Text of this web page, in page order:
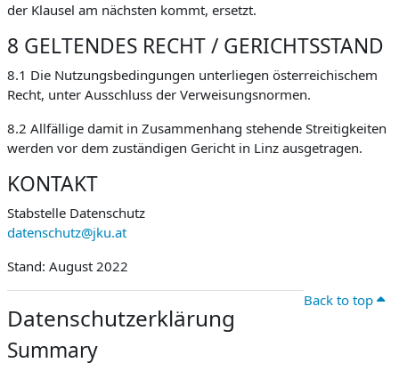
der Klausel am nächsten kommt, ersetzt.
8 GELTENDES RECHT / GERICHTSSTAND
8.1 Die Nutzungsbedingungen unterliegen österreichischem
Recht, unter Ausschluss der Verweisungsnormen.
8.2 Allfällige damit in Zusammenhang stehende Streitigkeiten
werden vor dem zuständigen Gericht in Linz ausgetragen.
KONTAKT
Stabstelle Datenschutz
datenschutz@jku.at
Stand: August 2022
Back to top
Datenschutzerklärung
Summary